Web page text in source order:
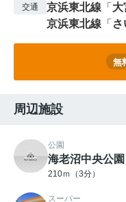
交通 京浜東北線 「 大
京浜東北線 「
無
周辺施設
公園
海老沼中央公園
210ｍ（3分）
スーパー